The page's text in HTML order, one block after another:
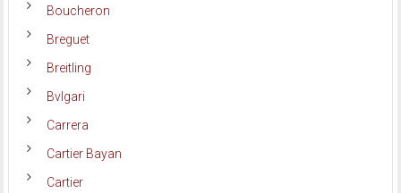
Boucheron
Breguet
Breitling
Bvlgari
Carrera
Cartier Bayan
Cartier